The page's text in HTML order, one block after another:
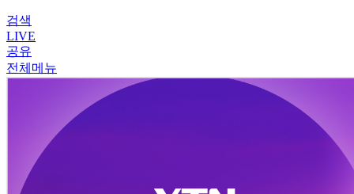
검색
LIVE
공유
전체메뉴